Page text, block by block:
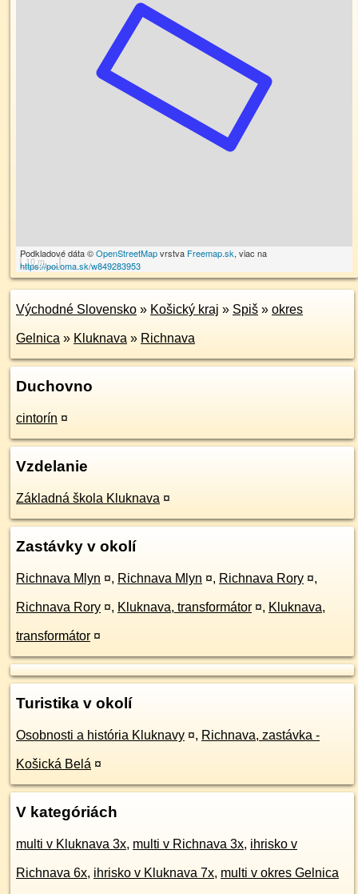
10 m
Podkladové dáta ©OpenStreetMapvrstva Freemap.sk, viac na
https://poi.oma.sk/w849283953
Východné Slovensko » Košický kraj » Spiš » okres
Gelnica » Kluknava » Richnava
Duchovno
cintorín ¤
Vzdelanie
Základná škola Kluknava ¤
Zastávky v okolí
Richnava Mlyn ¤, Richnava Mlyn ¤, Richnava Rory ¤,
Richnava Rory ¤, Kluknava, transformátor ¤, Kluknava,
transformátor ¤
Turistika v okolí
Osobnosti a história Kluknavy ¤, Richnava, zastávka -
Košická Belá ¤
V kategóriách
multi v Kluknava 3x, multi v Richnava 3x, ihrisko v
Richnava 6x, ihrisko v Kluknava 7x, multi v okres Gelnica